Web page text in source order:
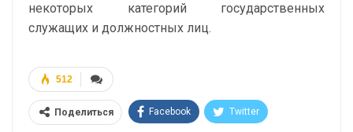
некоторых категорий государственных
служащих и должностных лиц.
512
Поделиться Facebook Twitter